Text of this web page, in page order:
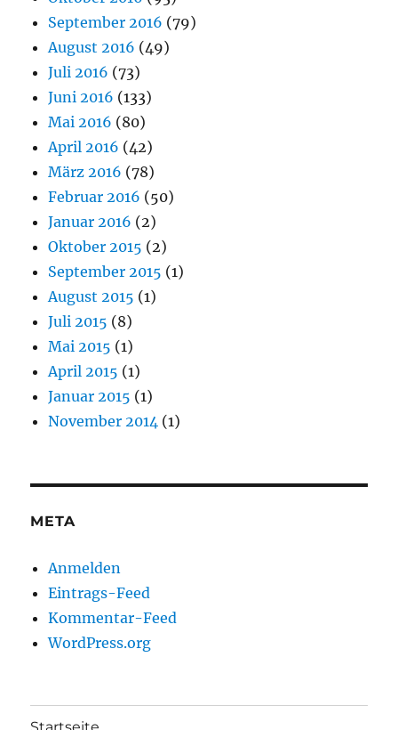
September 2016 (79)
August 2016 (49)
Juli 2016 (73)
Juni 2016 (133)
Mai 2016 (80)
April 2016 (42)
März 2016 (78)
Februar 2016 (50)
Januar 2016 (2)
Oktober 2015 (2)
September 2015 (1)
August 2015 (1)
Juli 2015 (8)
Mai 2015 (1)
April 2015 (1)
Januar 2015 (1)
November 2014 (1)
META
Anmelden
Eintrags-Feed
Kommentar-Feed
WordPress.org